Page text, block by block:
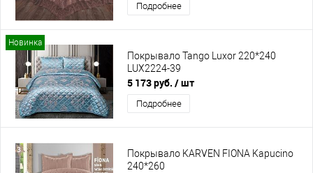
Подробнее
Новинка
Покрывало Tango Luxor 220*240
LUX2224-39
5 173 руб. / шт
Подробнее
Покрывало KARVEN FIONA Kapucino
240*260